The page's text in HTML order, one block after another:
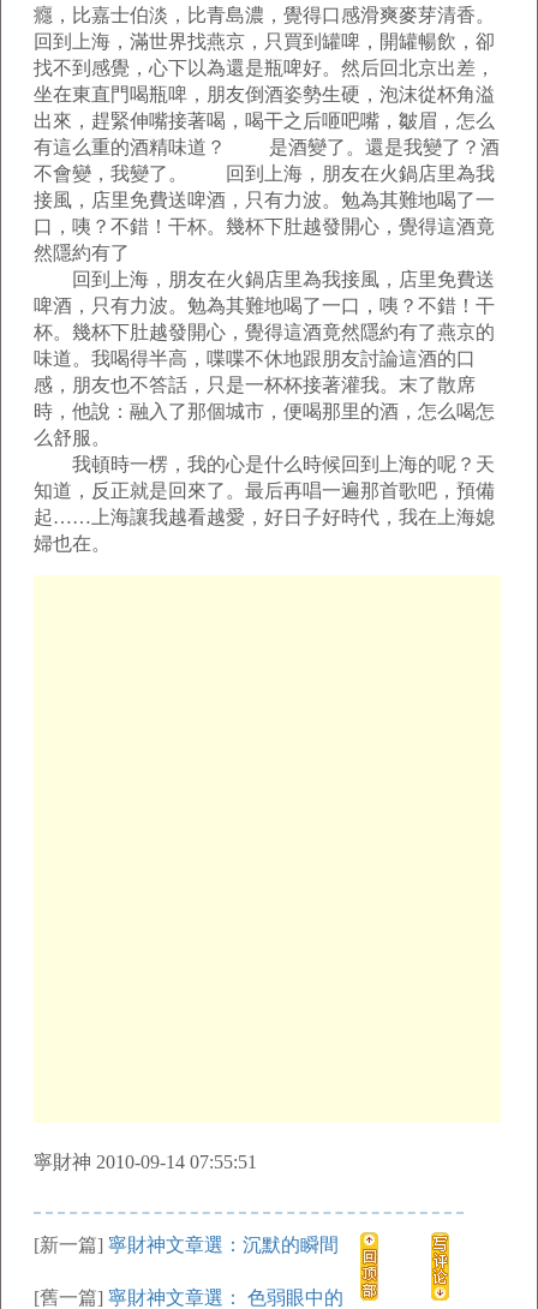
癮，比嘉士伯淡，比青島濃，覺得口感滑爽麥芽清香。
回到上海，滿世界找燕京，只買到罐啤，開罐暢飲，卻
找不到感覺，心下以為還是瓶啤好。然后回北京出差，
坐在東直門喝瓶啤，朋友倒酒姿勢生硬，泡沫從杯角溢
出來，趕緊伸嘴接著喝，喝干之后咂吧嘴，皺眉，怎么
有這么重的酒精味道？ 是酒變了。還是我變了？酒
不會變，我變了。 回到上海，朋友在火鍋店里為我
接風，店里免費送啤酒，只有力波。勉為其難地喝了一
口，咦？不錯！干杯。幾杯下肚越發開心，覺得這酒竟
然隱約有了
回到上海，朋友在火鍋店里為我接風，店里免費送
啤酒，只有力波。勉為其難地喝了一口，咦？不錯！干
杯。幾杯下肚越發開心，覺得這酒竟然隱約有了燕京的
味道。我喝得半高，喋喋不休地跟朋友討論這酒的口
感，朋友也不答話，只是一杯杯接著灌我。末了散席
時，他說：融入了那個城市，便喝那里的酒，怎么喝怎
么舒服。
我頓時一楞，我的心是什么時候回到上海的呢？天
知道，反正就是回來了。最后再唱一遍那首歌吧，預備
起……上海讓我越看越愛，好日子好時代，我在上海媳
婦也在。
寧財神 2010-09-14 07:55:51
[新一篇] 寧財神文章選：沉默的瞬間
[舊一篇] 寧財神文章選： 色弱眼中的